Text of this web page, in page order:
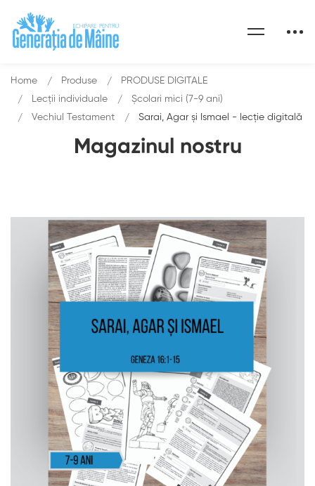
Magazinul nostru
Home Produse
PRODUSE DIGITALE
Lecții individuale
Școlari mici (7-9 ani)
Vechiul Testament
Sarai, Agar şi Ismael - lecție digitală